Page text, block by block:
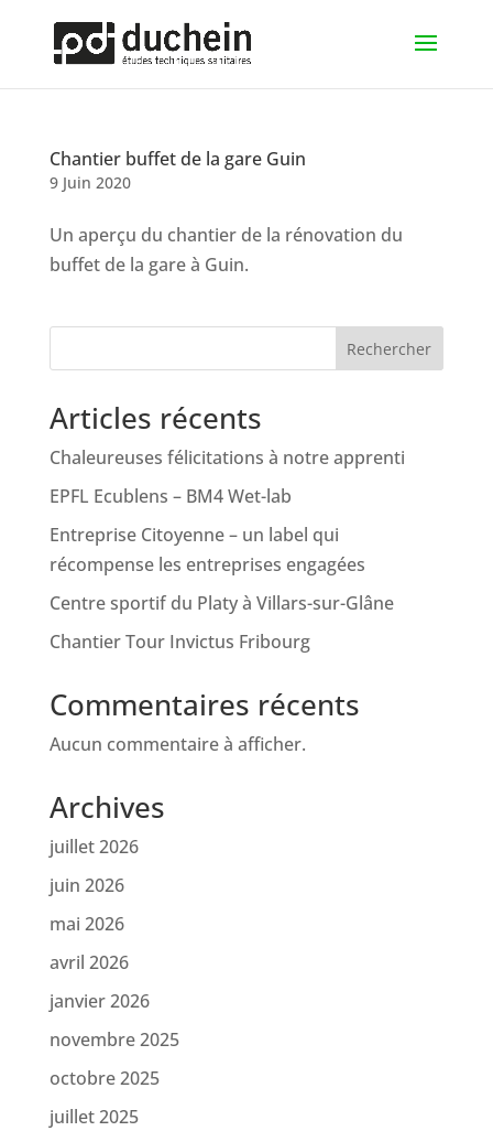
Chantier buffet de la gare Guin
9 Juin 2020
Un aperçu du chantier de la rénovation du
buffet de la gare à Guin.
Rechercher
Articles récents
Chaleureuses félicitations à notre apprenti
EPFL Ecublens – BM4 Wet-lab
Entreprise Citoyenne – un label qui
récompense les entreprises engagées
Centre sportif du Platy à Villars-sur-Glâne
Chantier Tour Invictus Fribourg
Commentaires récents
Aucun commentaire à afficher.
Archives
juillet 2026
juin 2026
mai 2026
avril 2026
janvier 2026
novembre 2025
octobre 2025
juillet 2025